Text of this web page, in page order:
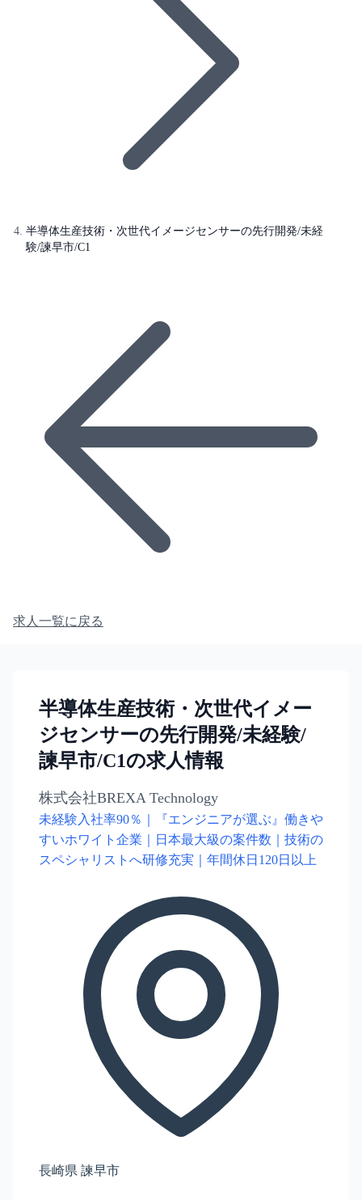
半導体生産技術・次世代イメージセンサーの先行開発/未経
験/諫早市/C1
求人一覧に戻る
半導体生産技術・次世代イメー
ジセンサーの先行開発/未経験/
諫早市/C1の求人情報
株式会社BREXA Technology
未経験入社率90％｜『エンジニアが選ぶ』働きや
すいホワイト企業｜日本最大級の案件数｜技術の
スペシャリストへ研修充実｜年間休日120日以上
長崎県 諫早市